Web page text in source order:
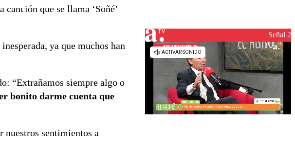
que se llama ‘Soñé’
ya que muchos han
“Extrañamos siempre algo o
bonito darme cuenta que
nuestros sentimientos a
Señal 2